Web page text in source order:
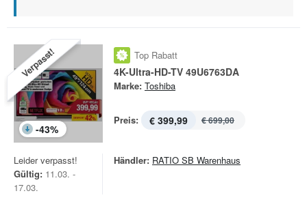
Verpasst!
-43%
Top Rabatt
4K-Ultra-HD-TV 49U6763DA
Marke: Toshiba
Preis: € 399,99 € 699,00
Leider verpasst!
Gültig: 11.03. -
17.03.
Händler: RATIO SB Warenhaus